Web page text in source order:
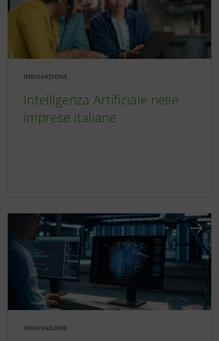
INNOVAZIONE
Intelligenza Artificiale nelle
imprese italiane
INNOVAZIONE